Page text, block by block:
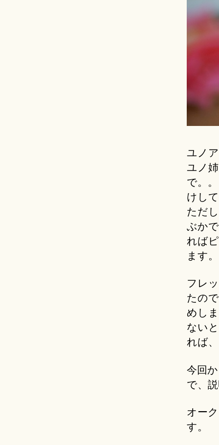
ユノ
ユノ
で。
けし
ただ
ぶか
れば
ます。
フレ
たの
めし
ない
れば
今回
で、
オー
す。